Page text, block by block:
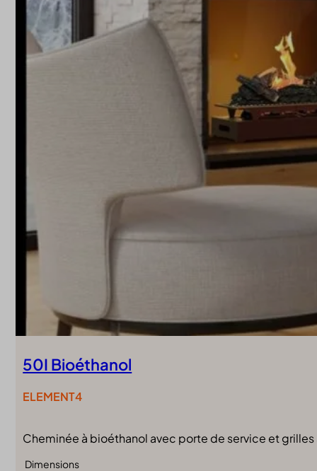
50I Bioéthanol
ELEMENT4
Cheminée à bioéthanol avec porte de service et
Dimensions